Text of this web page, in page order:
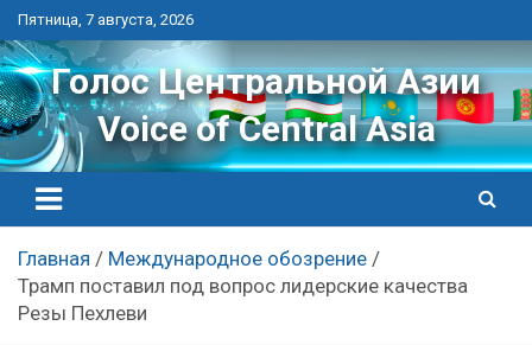
Перейти
к
контенту
Пятница, 7 августа, 2026
Голос Центральной Азии
Voice of Central Asia
Главная
Международное обозрение
Трамп поставил под вопрос лидерские качества
Резы Пехлеви